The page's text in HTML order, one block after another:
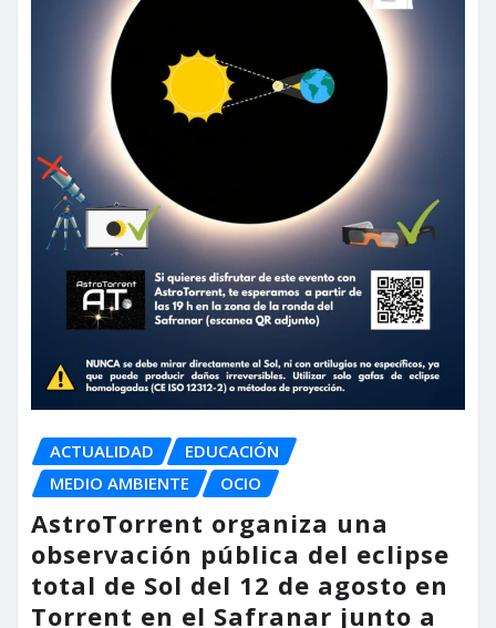
ACTUALIDAD
EDUCACIÓN
MEDIO AMBIENTE
OCIO
AstroTorrent organiza una
observación pública del eclipse
total de Sol del 12 de agosto en
Torrent en el Safranar junto a